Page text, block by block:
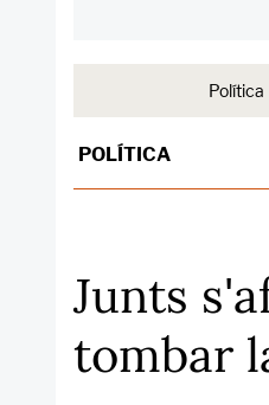
Política
POLÍTICA
Junts
tombar